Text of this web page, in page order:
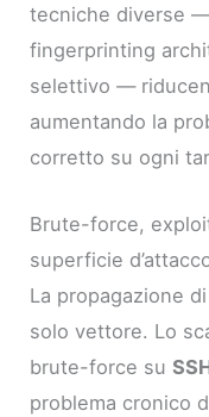
tecniche diverse
fingerprinting
selettivo —
aumentando la
corretto su ogni
Brute-force,
superficie
La propagazione di
solo vettore. Lo
brute-force su
problema cronico